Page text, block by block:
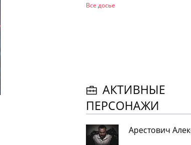
Все досье
АКТИВНЫЕ
ПЕРСОНАЖИ
Арестович